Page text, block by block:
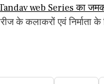
के कलाकरों एवं निर्माता